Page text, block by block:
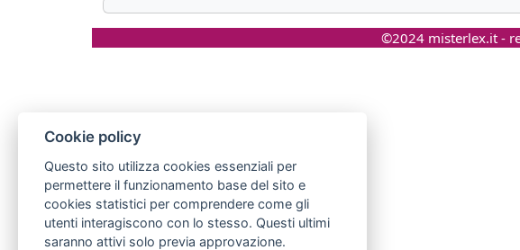
©2024 misterlex.it -
Cookie policy
Questo sito utilizza cookies essenziali per
permettere il funzionamento base del sito e
cookies statistici per comprendere come gli
utenti interagiscono con lo stesso. Questi ultimi
saranno attivi solo previa approvazione.